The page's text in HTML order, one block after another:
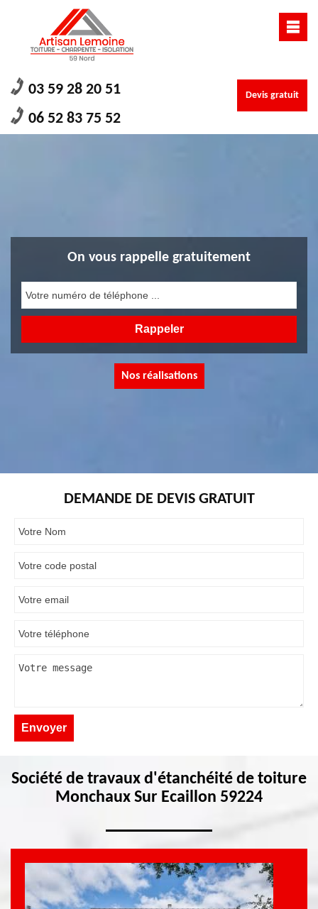
03 59 28 20 51
06 52 83 75 52
Devis gratuit
On vous rappelle gratuitement
Nos réalisations
DEMANDE DE DEVIS GRATUIT
Société de travaux d'étanchéité de toiture
Monchaux Sur Ecaillon 59224